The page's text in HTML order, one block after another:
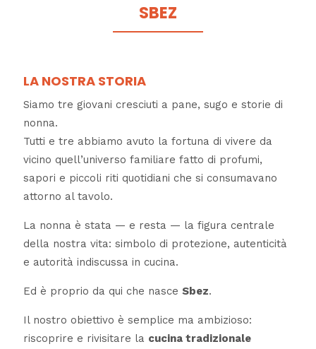
SBEZ
LA NOSTRA STORIA
Siamo tre giovani cresciuti a pane, sugo e storie di
nonna.
Tutti e tre abbiamo avuto la fortuna di vivere da
vicino quell’universo familiare fatto di profumi,
sapori e piccoli riti quotidiani che si consumavano
attorno al tavolo.
La nonna è stata — e resta — la figura centrale
della nostra vita: simbolo di protezione, autenticità
e autorità indiscussa in cucina.
Ed è proprio da qui che nasce Sbez.
Il nostro obiettivo è semplice ma ambizioso:
riscoprire e rivisitare la cucina tradizionale